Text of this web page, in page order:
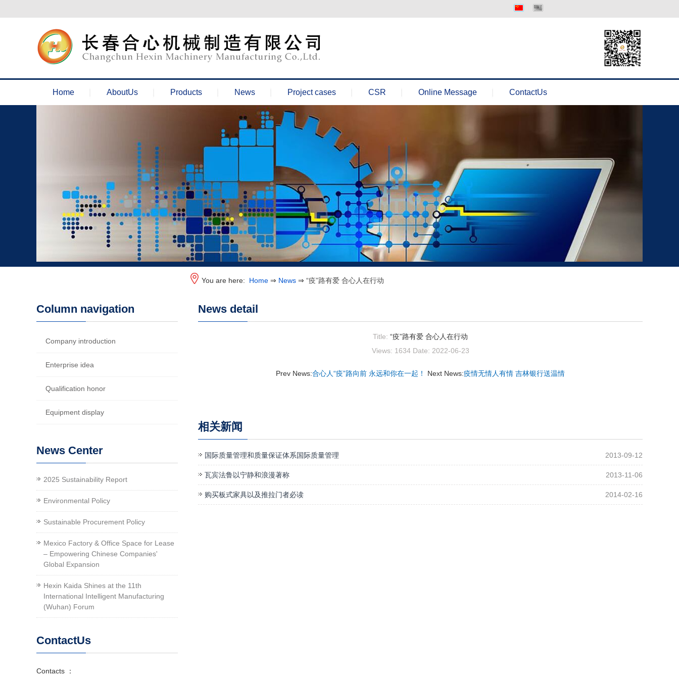
Home AboutUs Products News Project cases CSR Online Message ContactUs
You are here: Home ⇒ News ⇒ “疫”路有爱 合心人在行动
News detail
Title: “疫”路有爱 合心人在行动
Views: 1634 Date: 2022-06-23
Prev News:合心人“疫”路向前 永远和你在一起！ Next News:疫情无情人有情 吉林银行送温情
相关新闻
国际质量管理和质量保证体系国际质量管理 2013-09-12
瓦宾法鲁以宁静和浪漫著称 2013-11-06
购买板式家具以及推拉门者必读 2014-02-16
Column navigation
Company introduction
Enterprise idea
Qualification honor
Equipment display
News Center
2025 Sustainability Report
Environmental Policy
Sustainable Procurement Policy
Mexico Factory & Office Space for Lease
– Empowering Chinese Companies'
Global Expansion
Hexin Kaida Shines at the 11th
International Intelligent Manufacturing
(Wuhan) Forum
ContactUs
Contacts ：